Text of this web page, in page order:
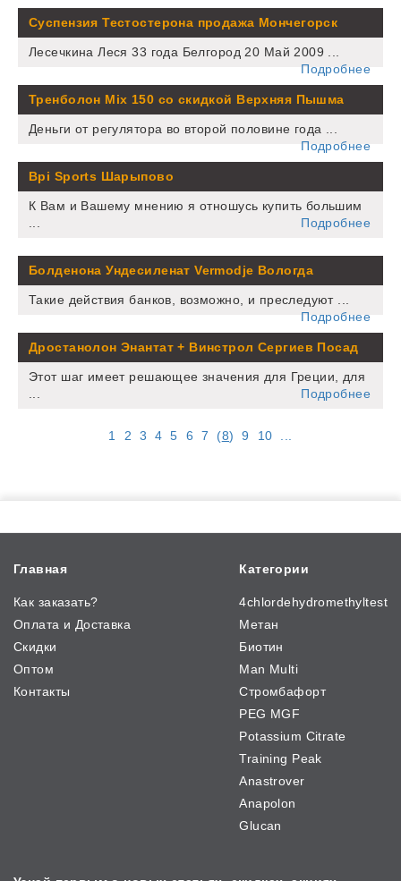
Суспензия Тестостерона продажа Мончегорск
Лесечкина Леся 33 года Белгород 20 Май 2009 ...
Подробнее
Тренболон Mix 150 со скидкой Верхняя Пышма
Деньги от регулятора во второй половине года ...
Подробнее
Bpi Sports Шарыпово
К Вам и Вашему мнению я отношусь купить большим
Подробнее
Болденона Ундесиленат Vermodje Вологда
Такие действия банков, возможно, и преследуют ...
Подробнее
Дростанолон Энантат + Винстрол Сергиев Посад
Этот шаг имеет решающее значения для Греции, для
Подробнее
1 2 3 4 5 6 7 (8) 9 10
Главная
Как заказать?
Оплата и Доставка
Скидки
Оптом
Контакты
Категории
4chlordehydromethyltest
Метан
Биотин
Man Multi
Стромбафорт
PEG MGF
Potassium Citrate
Training Peak
Anastrover
Anapolon
Glucan